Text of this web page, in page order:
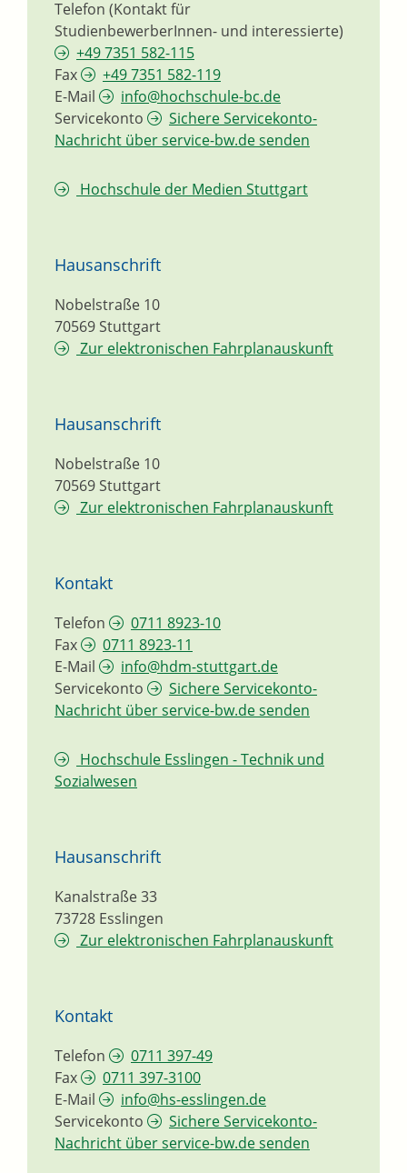
Telefon (Kontakt für
StudienbewerberInnen- und interessierte)
+49 7351 582-115
Fax
+49 7351 582-119
E-Mail
info@hochschule-bc.de
Servicekonto
Sichere Servicekonto-
Nachricht über service-bw.de senden
Hochschule der Medien Stuttgart
Hausanschrift
Nobelstraße 10
70569Stuttgart
Zur elektronischen Fahrplanauskunft
Hausanschrift
Nobelstraße 10
70569Stuttgart
Zur elektronischen Fahrplanauskunft
Kontakt
Telefon
0711 8923-10
Fax
0711 8923-11
E-Mail
info@hdm-stuttgart.de
Servicekonto
Sichere Servicekonto-
Nachricht über service-bw.de senden
Hochschule Esslingen - Technik und
Sozialwesen
Hausanschrift
Kanalstraße 33
73728 Esslingen
Zur elektronischen Fahrplanauskunft
Kontakt
Telefon
0711 397-49
Fax
0711 397-3100
E-Mail
info@hs-esslingen.de
Servicekonto
Sichere Servicekonto-
Nachricht über service-bw.de senden